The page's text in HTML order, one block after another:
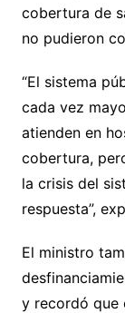
cobertura de
no pudieron
“El sistema
cada vez
atienden en
cobertura,
la crisis del
respuesta”,
El ministro
y recordó que